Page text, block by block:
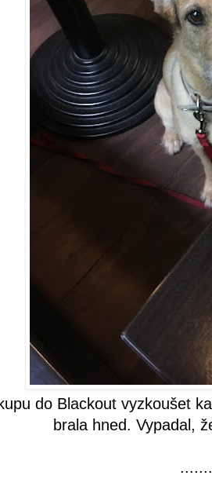
do Blackout vyzkoušet
brala hned. Vypadal,